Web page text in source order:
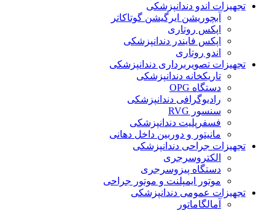
تجهیزات اندو دندانپزشکی
آبچوریشن ایرگیشن گوتاکاتر
اپکس روتاری
اپکس فایندر دندانپزشکی
اندو روتاری
تجهیزات تصویربرداری دندانپزشکی
تاریکخانه دندانپزشکی
دستگاه OPG
رادیوگرافی دندانپزشکی
سنسور RVG
فسفرپلیت دندانپزشکی
مانیتور و دوربین داخل دهانی
تجهیزات جراحی دندانپزشکی
الکتروسرجری
دستگاه پیزوسرجری
موتور ایمپلنت و موتور جراحی
تجهیزات عمومی دندانپزشکی
آمالگاماتور